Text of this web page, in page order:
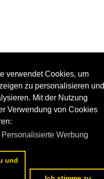
verwendet Cookies, um
zu personalisieren und
Mit der Nutzung
Verwendung von Cookies
Personalisierte Werbung
und